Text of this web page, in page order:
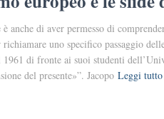
anche di aver permesso di
uno specifico passaggio
di fronte ai suoi studenti
del presente»”. Jacopo Leggi tutto